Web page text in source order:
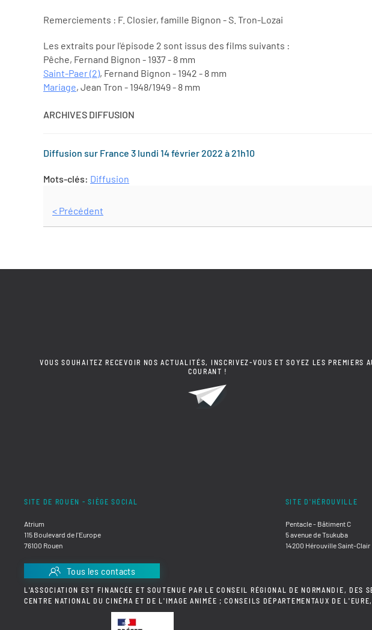
Remerciements : F. Closier, famille Bignon - S. Tron-Lozai
Les extraits pour l'épisode 2 sont issus des films suivants :
Pêche, Fernand Bignon - 1937 - 8 mm
Saint-Paer (2), Fernand Bignon - 1942 - 8 mm
Mariage, Jean Tron - 1948/1949 - 8 mm
ARCHIVES DIFFUSION
Diffusion sur France 3 lundi 14 février 2022 à 21h10
Mots-clés: Diffusion
< Précédent
VOUS SOUHAITEZ RECEVOIR NOS ACTUALITÉS, INSCRIVEZ-VOUS ET SOYEZ LES PREMIERS
COURANT !
SITE DE ROUEN - SIÈGE SOCIAL
Atrium
115 Boulevard de l'Europe
76100 Rouen
Tous les contacts
SITE D'HÉROUVILLE
Pentacle - Bâtiment C
5 avenue de Tsukuba
14200 Hérouville Saint-Clair
L'ASSOCIATION EST FINANCÉE ET SOUTENUE PAR LE CONSEIL RÉGIONAL DE NORMANDIE,
CENTRE NATIONAL DU CINÉMA ET DE L'IMAGE ANIMÉE ; CONSEILS DÉPARTEMENTAUX DE